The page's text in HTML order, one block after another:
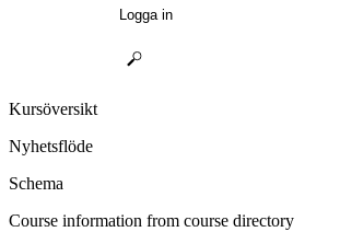
Logga in
Kursöversikt
Nyhetsflöde
Schema
Course information from course directory